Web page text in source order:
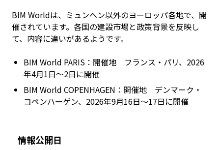
BIM Worldは、ミュンヘン以外のヨーロッパ各地で、開
催されています。各国の建設市場と政策背景を反映し
て、内容に違いがあるようです。
BIM World PARIS：開催地 フランス・パリ、2026
年4月1日～2日に開催
BIM World COPENHAGEN：開催地 デンマーク・
コペンハーゲン、2026年9月16日～17日に開催
情報公開日